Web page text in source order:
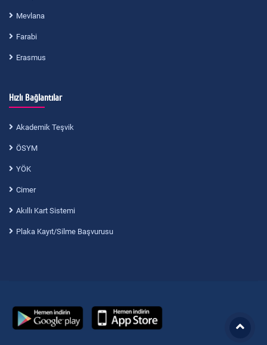
Mevlana
Farabi
Erasmus
Hızlı Bağlantılar
Akademik Teşvik
ÖSYM
YÖK
Cimer
Akıllı Kart Sistemi
Plaka Kayıt/Silme Başvurusu